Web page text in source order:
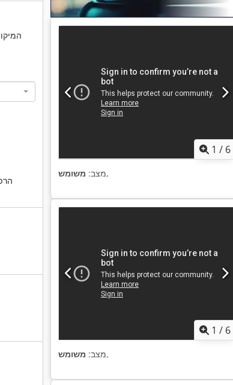
1 / 6
מצב: משומש ,
1 / 6
מצב: משומש ,